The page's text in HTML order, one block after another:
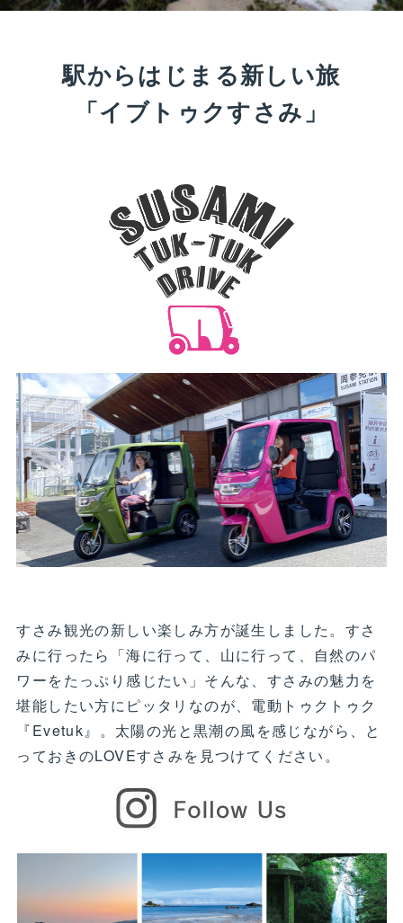
駅からはじまる新しい旅
「イブトゥクすさみ」
すさみ観光の新しい楽しみ方が誕生しました。すさ
みに行ったら「海に行って、山に行って、自然のパ
ワーをたっぷり感じたい」そんな、すさみの魅力を
堪能したい方にピッタリなのが、電動トゥクトゥク
『Evetuk』。太陽の光と黒潮の風を感じながら、と
っておきのLOVEすさみを見つけてください。